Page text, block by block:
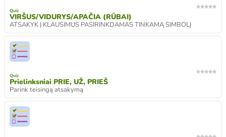
Quiz
VIRŠUS/VIDURYS/APAČIA (RŪBAI)
ATSAKYK Į KLAUSIMUS PASIRINKDAMAS TINKAMĄ SIMBOLĮ
Quiz
Prielinksniai PRIE, UŽ, PRIEŠ
Parink teisingą atsakymą